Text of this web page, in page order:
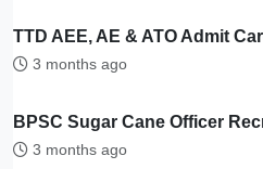
TTD AEE, AE & ATO Admit
3 months ago
BPSC Sugar Cane Officer
3 months ago